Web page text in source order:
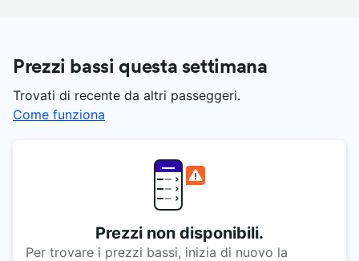
Prezzi bassi questa settimana
Trovati di recente da altri passeggeri.
Come funziona
Prezzi non disponibili.
Per trovare i prezzi bassi, inizia di nuovo la